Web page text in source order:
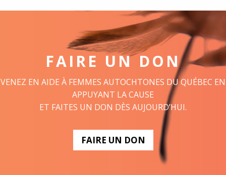
FAIRE UN DON
VENEZ EN AIDE À FEMMES AUTOCHTONES DU QUÉBEC EN
APPUYANT LA CAUSE
ET FAITES UN DON DÈS AUJOURD’HUI.
FAIRE UN DON